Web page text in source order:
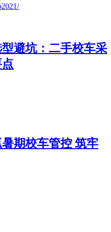
避坑：二手校车采
期校车管控 筑牢